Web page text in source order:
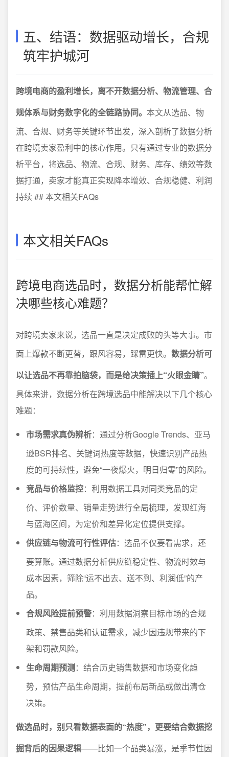
五、结语：数据驱动增长，合规
筑牢护城河
跨境电商的盈利增长，离不开数据分析、物流管理、合
规体系与财务数字化的全链路协同。 本文从选品、物
流、合规、财务等关键环节出发，深入剖析了数据分析
在跨境卖家盈利中的核心作用。只有通过专业的数据分
析平台，将选品、物流、合规、财务、库存、绩效等数
据打通，卖家才能真正实现降本增效、合规稳健、利润
持续 ## 本文相关FAQs
本文相关FAQs
跨境电商选品时，数据分析能帮忙解
决哪些核心难题？
对跨境卖家来说，选品一直是决定成败的头等大事。市
面上爆款不断更替，跟风容易，踩雷更快。 数据分析可
以让选品不再靠拍脑袋，而是给决策插上“火眼金睛”。
具体来讲，数据分析在跨境选品中能解决以下几个核心
难题：
市场需求真伪辨析：通过分析Google Trends、亚马
逊BSR排名、关键词热度等数据，快速识别产品热
度的可持续性，避免“一夜爆火，明日归零”的风险。
竞品与价格监控：利用数据工具对同类竞品的定
价、评价数量、销量走势进行全局梳理，发现红海
与蓝海区间，为定价和差异化定位提供支撑。
供应链与物流可行性评估：选品不仅要看需求，还
要算账。通过数据分析供应链稳定性、物流时效与
成本因素，筛除“运不出去、送不到、利润低”的产
品。
合规风险提前预警：利用数据洞察目标市场的合规
政策、禁售品类和认证需求，减少因违规带来的下
架和罚款风险。
生命周期预测：结合历史销售数据和市场变化趋
势，预估产品生命周期，提前布局新品或做出清仓
决策。
做选品时，别只看数据表面的“热度”，更要结合数据挖
掘背后的因果逻辑——比如一个品类暴涨，是季节性因